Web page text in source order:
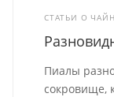
СТАТЬИ О
Пиалы
сокровище,